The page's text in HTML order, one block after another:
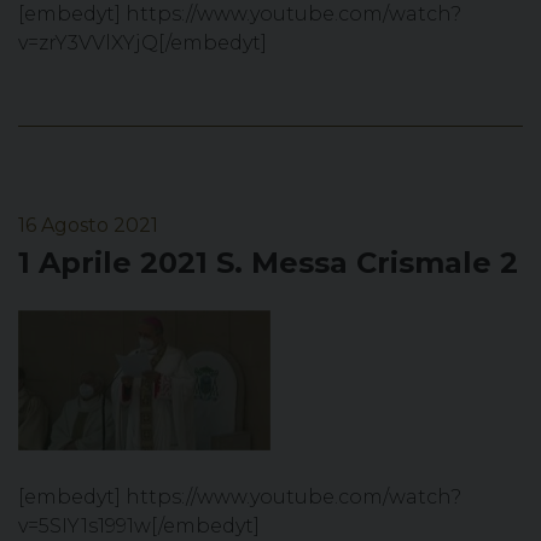
[embedyt] https://www.youtube.com/watch?
v=zrY3VVlXYjQ[/embedyt]
16 Agosto 2021
1 Aprile 2021 S. Messa Crismale 2
[embedyt] https://www.youtube.com/watch?
v=5SIY1s1991w[/embedyt]